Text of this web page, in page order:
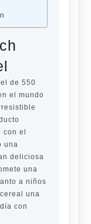
de 550
el mundo
el
una
deliciosa
una
a niños
una
con